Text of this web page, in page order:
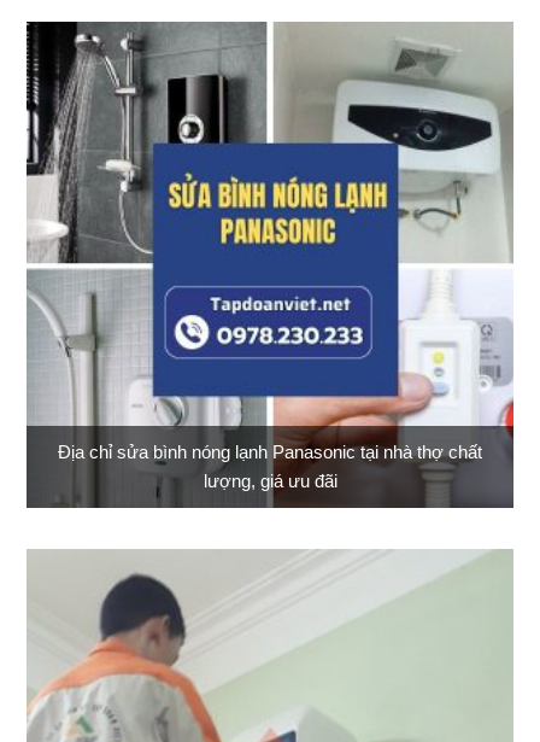
Địa chỉ sửa bình nóng lạnh Panasonic tại nhà thợ chất
lượng, giá ưu đãi